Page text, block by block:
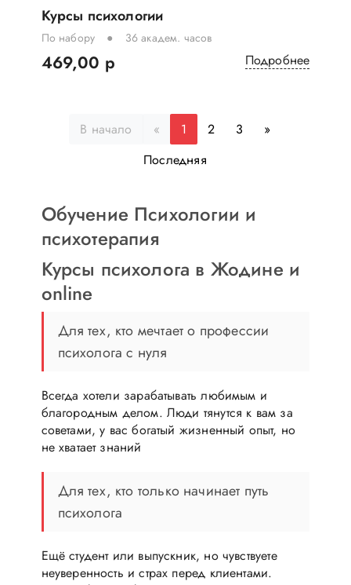
Курсы психологии
По набору 36 академ. часов
469,00 р Подробнее
В начало « 1 2 3
»
Последняя
Обучение Психологии и
психотерапия
Курсы психолога в Жодине и
online
Для тех, кто мечтает о профессии
психолога с нуля
Всегда хотели зарабатывать любимым и
благородным делом. Люди тянутся к вам за
советами, у вас богатый жизненный опыт, но
не хватает знаний
Для тех, кто только начинает путь
психолога
Ещё студент или выпускник, но чувствуете
неуверенность и страх перед клиентами.